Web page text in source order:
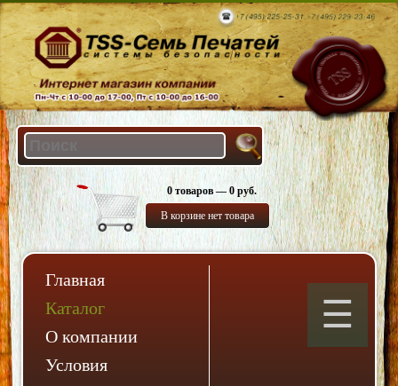
0 товаров — 0 руб.
В корзине нет товара
Главная
Каталог
О компании
Условия